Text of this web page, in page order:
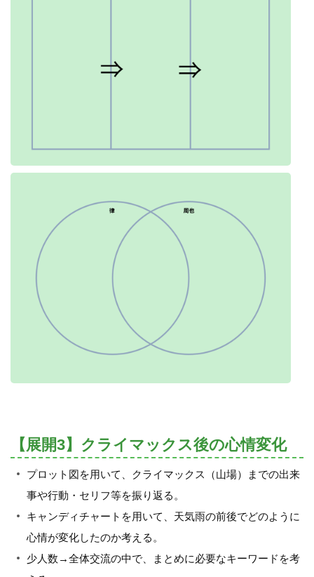
【展開3】クライマックス後の心情変化
プロット図を用いて、クライマックス（山場）までの出来
事や行動・セリフ等を振り返る。
キャンディチャートを用いて、天気雨の前後でどのように
心情が変化したのか考える。
少人数→全体交流の中で、まとめに必要なキーワードを考